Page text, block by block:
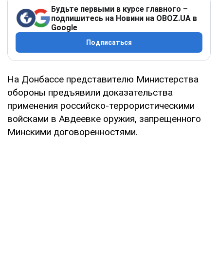
Будьте первыми в курсе главного –
подпишитесь на Новини на OBOZ.UA в
Google
Подписаться
На Донбассе представителю Министерства
обороны предъявили доказательства
применения российско-террористическими
войсками в Авдеевке оружия, запрещенного
Минскими договоренностями.